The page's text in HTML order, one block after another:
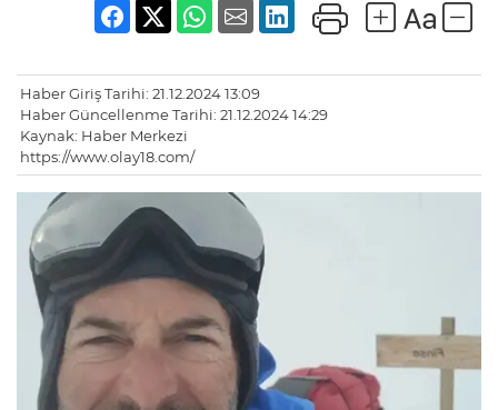
Haber Giriş Tarihi: 21.12.2024 13:09
Haber Güncellenme Tarihi: 21.12.2024 14:29
Kaynak: Haber Merkezi
https://www.olay18.com/